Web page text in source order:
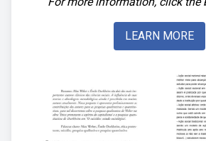
LEARN MORE